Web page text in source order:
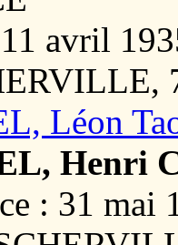
11 avril
Léon
Henri
: 31